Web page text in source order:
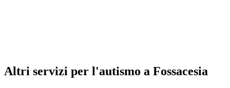
Altri servizi per l'autismo a Fossacesia